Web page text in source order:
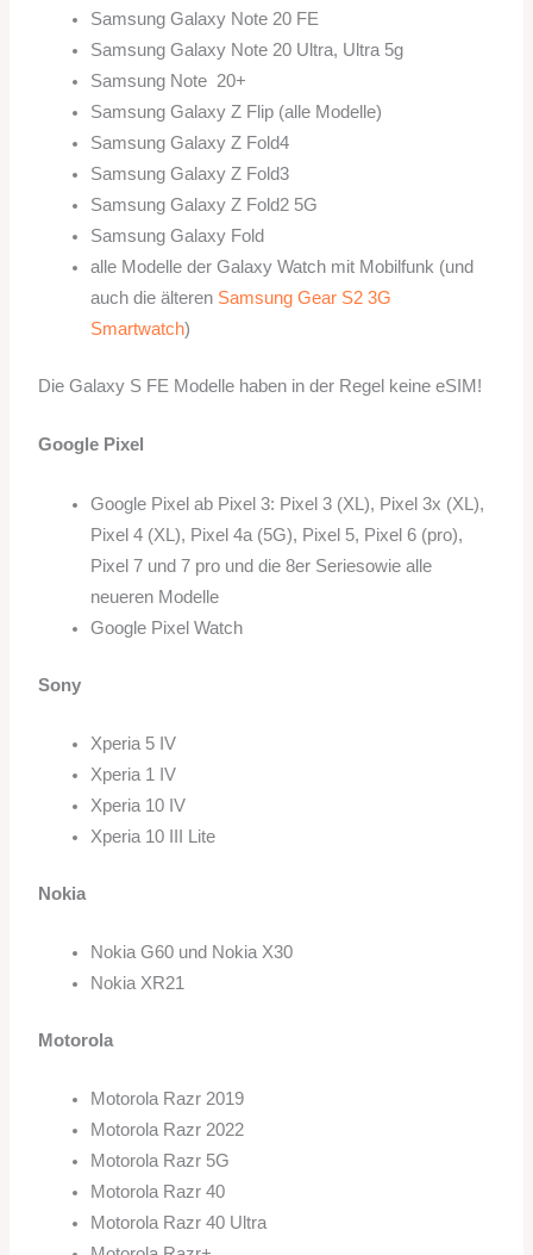
Samsung Galaxy Note 20 FE
Samsung Galaxy Note 20 Ultra, Ultra 5g
Samsung Note 20+
Samsung Galaxy Z Flip (alle Modelle)
Samsung Galaxy Z Fold4
Samsung Galaxy Z Fold3
Samsung Galaxy Z Fold2 5G
Samsung Galaxy Fold
alle Modelle der Galaxy Watch mit Mobilfunk (und
auch die älteren Samsung Gear S2 3G
Smartwatch)
Die Galaxy S FE Modelle haben in der Regel keine eSIM!
Google Pixel
Google Pixel ab Pixel 3: Pixel 3 (XL), Pixel 3x (XL),
Pixel 4 (XL), Pixel 4a (5G), Pixel 5, Pixel 6 (pro),
Pixel 7 und 7 pro und die 8er Seriesowie alle
neueren Modelle
Google Pixel Watch
Sony
Xperia 5 IV
Xperia 1 IV
Xperia 10 IV
Xperia 10 III Lite
Nokia
Nokia G60 und Nokia X30
Nokia XR21
Motorola
Motorola Razr 2019
Motorola Razr 2022
Motorola Razr 5G
Motorola Razr 40
Motorola Razr 40 Ultra